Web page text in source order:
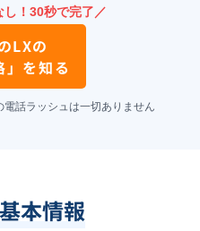
し！30秒で完了／
LXの
」を知る
話ラッシュは一切ありません
本情報